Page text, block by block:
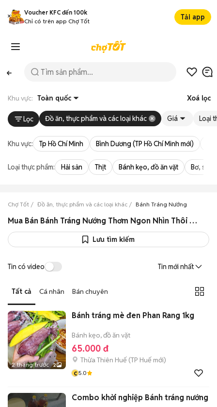
Voucher KFC đến 100k
Chỉ có trên app Chợ Tốt
Tải app
Khu vực: Toàn quốc Xoá lọc
Lọc Đồ ăn, thực phẩm và các loại khác Giá Loại
Khu vực: Tp Hồ Chí Minh Bình Dương (TP Hồ Chí Minh mới)
Loại thực phẩm: Hải sản Thịt Bánh kẹo, đồ ăn vặt Bơ,
Chợ Tốt Đồ ăn, thực phẩm và các loại khác Bánh Tráng Nướng
Mua Bán Bánh Tráng Nướng Thơm Ngon Nhìn Thôi Đã Thèm Giá Siêu Rẻ
Lưu tìm kiếm
Tin có video Tin mới nhất
Tất cả Cá nhân Bán chuyên
2 tháng trước 2
Bánh tráng mè đen Phan Rang 1kg
Bánh kẹo, đồ ăn vặt
65.000 đ
Thừa Thiên Huế (TP Huế mới)
c 5.0
Combo khởi nghiệp Bánh tráng nướng